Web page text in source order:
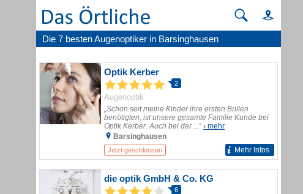
Die 7 besten Augenoptiker in Barsinghausen
Optik Kerber
2
Augenoptik
„Schon seit meine Kinder ihre ersten Brillen
benötigten, ist unsere gesamte Familie Kunde bei
Optik Kerber. Auch bei der ...“› mehr
Barsinghausen
Jetzt geschlossen Mehr Infos
die optik GmbH & Co. KG
6